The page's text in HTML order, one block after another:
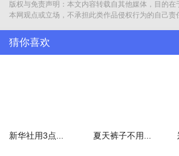
标。
与此同时，苹果(AAPL.US)即将加入折叠手
但就TrendForce集邦咨询了解，苹果仍在评
版权与免责声明：本文内容转载自其他媒体，目的在
本网观点或立场，不承担此类作品侵权行为的自己责
猜你喜欢
新华社用3点... 夏天裤子不用...